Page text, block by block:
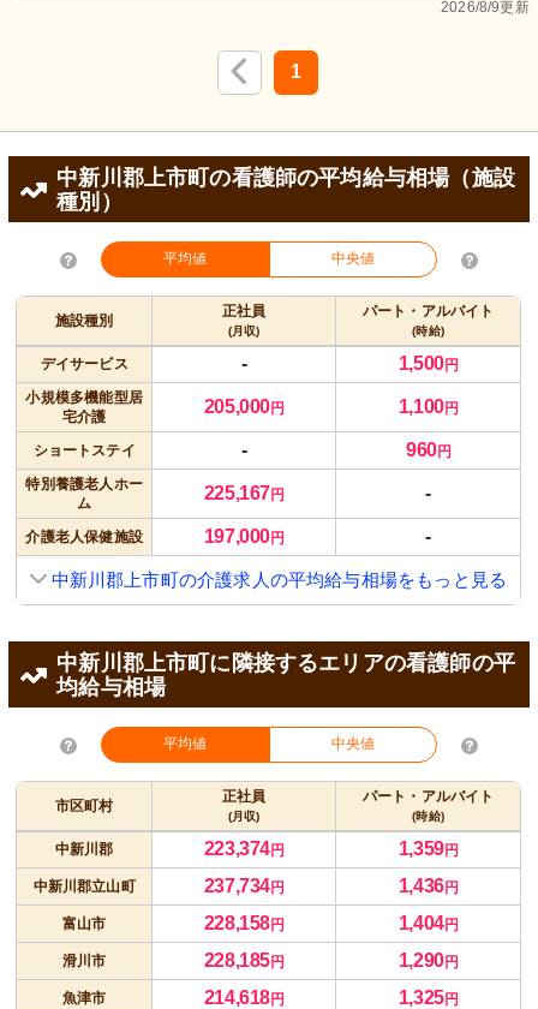
2026/8/9更新
1
中新川郡上市町の看護師の平均給与相場（施設
種別）
平均値 中央値
施設種別
正社員
(月収)
パート・アルバイト
(時給)
デイサービス - 1,500円
小規模多機能型居
宅介護
205,000円 1,100円
ショートステイ - 960円
特別養護老人ホー
ム
225,167円 -
介護老人保健施設 197,000円 -
中新川郡上市町の介護求人の平均給与相場をもっと見る
中新川郡上市町に隣接するエリアの看護師の平
均給与相場
平均値 中央値
市区町村
正社員
(月収)
パート・アルバイト
(時給)
中新川郡 223,374円 1,359円
中新川郡立山町 237,734円 1,436円
富山市 228,158円 1,404円
滑川市 228,185円 1,290円
魚津市 214,618円 1,325円